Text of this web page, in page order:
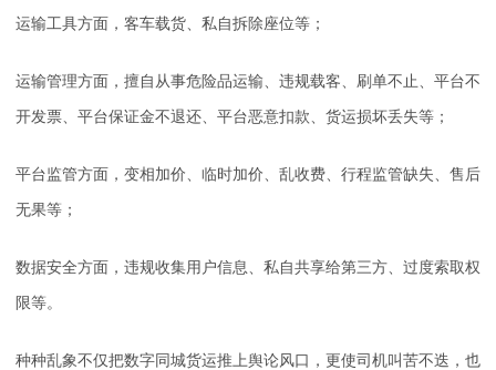
运输工具方面，客车载货、私自拆除座位等；
运输管理方面，擅自从事危险品运输、违规载客、刷单不止、平台不
开发票、平台保证金不退还、平台恶意扣款、货运损坏丢失等；
平台监管方面，变相加价、临时加价、乱收费、行程监管缺失、售后
无果等；
数据安全方面，违规收集用户信息、私自共享给第三方、过度索取权
限等。
种种乱象不仅把数字同城货运推上舆论风口，更使司机叫苦不迭，也